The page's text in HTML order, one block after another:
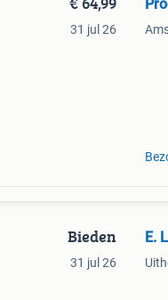
31 jul 26
Bieden
31 jul 26
E.